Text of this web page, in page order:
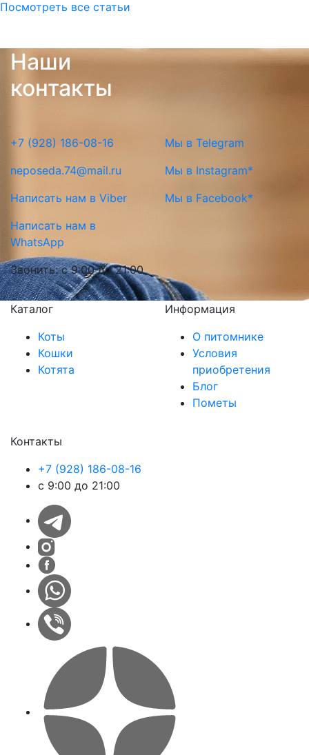
Посмотреть все статьи
Наши
контакты
+7 (928) 186-08-16
neposeda.74@mail.ru
Написать нам в Viber
Написать нам в
WhatsApp
Звонить: с 9:00 до 21:00
Мы в Telegram
Мы в Instagram*
Мы в Facebook*
Каталог
Коты
Кошки
Котята
Информация
О питомнике
Условия
приобретения
Блог
Пометы
Контакты
+7 (928) 186-08-16
с 9:00 до 21:00